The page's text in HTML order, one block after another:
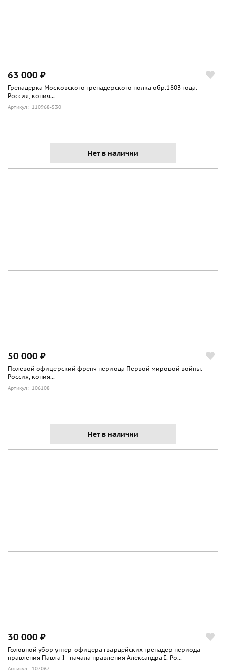
63 000 ₽
Гренадерка Московского гренадерского полка обр.1803 года.
Россия, копия...
Артикул: 110968-530
Нет в наличии
50 000 ₽
Полевой офицерский френч периода Первой мировой войны.
Россия, копия...
Артикул: 106108
Нет в наличии
30 000 ₽
Головной убор унтер-офицера гвардейских гренадер периода
правления Павла I - начала правления Александра I. Ро...